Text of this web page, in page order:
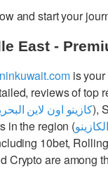
and start your
East -
is your
reviews of top
كازينو اون لاين),
in the region (
10bet,
Crypto are among